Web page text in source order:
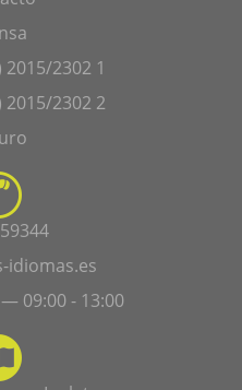
2302 1
2015/2302 2
idiomas.es
09:00 - 13:00